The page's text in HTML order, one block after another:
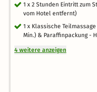
1 x 2 Stunden Eintritt zum
vom Hotel entfernt)
1 x Klassische
Min.) & Paraffinpackung -
4 weitere anzeigen